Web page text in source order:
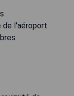
de l'aéroport